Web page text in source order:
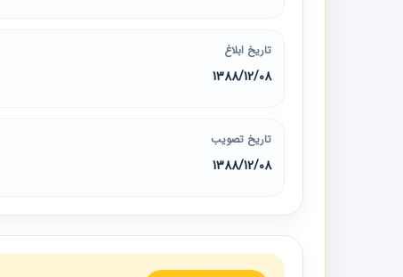
تاریخ ابلاغ
1388/12/08
تاریخ تصویب
1388/12/08